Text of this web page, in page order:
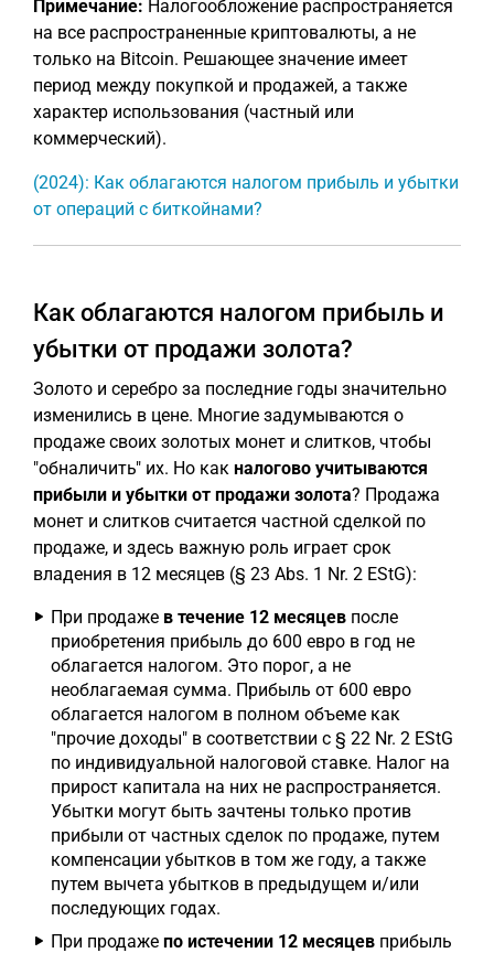
Примечание: Налогообложение распространяется
на все распространенные криптовалюты, а не
только на Bitcoin. Решающее значение имеет
период между покупкой и продажей, а также
характер использования (частный или
коммерческий).
(2024): Как облагаются налогом прибыль и убытки
от операций с биткойнами?
Как облагаются налогом прибыль и
убытки от продажи золота?
Золото и серебро за последние годы значительно
изменились в цене. Многие задумываются о
продаже своих золотых монет и слитков, чтобы
"обналичить" их. Но как налогово учитываются
прибыли и убытки от продажи золота? Продажа
монет и слитков считается частной сделкой по
продаже, и здесь важную роль играет срок
владения в 12 месяцев (§ 23 Abs. 1 Nr. 2 EStG):
При продаже в течение 12 месяцев после
приобретения прибыль до 600 евро в год не
облагается налогом. Это порог, а не
необлагаемая сумма. Прибыль от 600 евро
облагается налогом в полном объеме как
"прочие доходы" в соответствии с § 22 Nr. 2 EStG
по индивидуальной налоговой ставке. Налог на
прирост капитала на них не распространяется.
Убытки могут быть зачтены только против
прибыли от частных сделок по продаже, путем
компенсации убытков в том же году, а также
путем вычета убытков в предыдущем и/или
последующих годах.
При продаже по истечении 12 месяцев прибыль